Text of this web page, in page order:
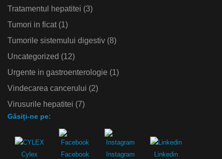
Tratamentul hepatitei (3)
Tumori in ficat(1)
Tumorile sistemului digestiv (8)
Uncategorized (12)
Urgente in gastroenterologie (1)
Vindecarea cancerului (2)
Virusurile hepatitei (7)
Găsiți-ne pe:
Cylex Facebook Instagram Linkedin